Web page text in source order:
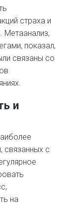
страха и
Метаанализ,
показал,
связаны со
и
связанных с
на